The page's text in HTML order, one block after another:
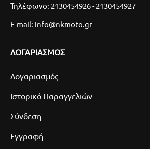
Τηλέφωνο: 2130454926 - 2130454927
E-mail: info@nkmoto.gr
ΛΟΓΑΡΙΑΣΜΌΣ
Λογαριασμός
Ιστορικό Παραγγελιών
Σύνδεση
Εγγραφή